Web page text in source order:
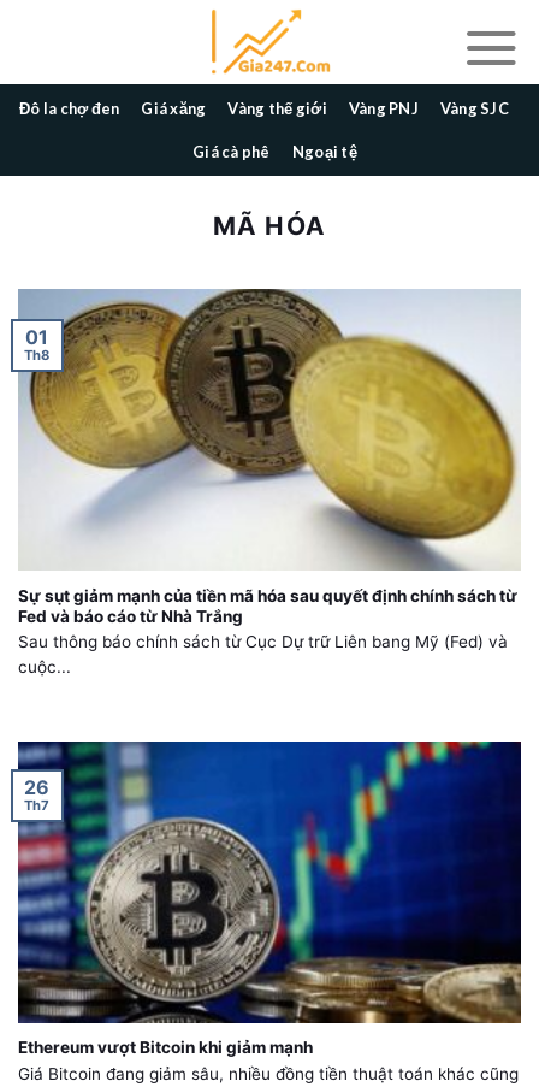
Đô la chợ đen Giá xăng Vàng thế giới Vàng PNJ Vàng SJC
Giá cà phê Ngoại tệ
MÃ HÓA
Sự sụt giảm mạnh của tiền mã hóa sau quyết định chính sách từ
Fed và báo cáo từ Nhà Trắng
Sau thông báo chính sách từ Cục Dự trữ Liên bang Mỹ (Fed) và
cuộc...
01
Th8
Ethereum vượt Bitcoin khi giảm mạnh
Giá Bitcoin đang giảm sâu, nhiều đồng tiền thuật toán khác cũng
26
Th7